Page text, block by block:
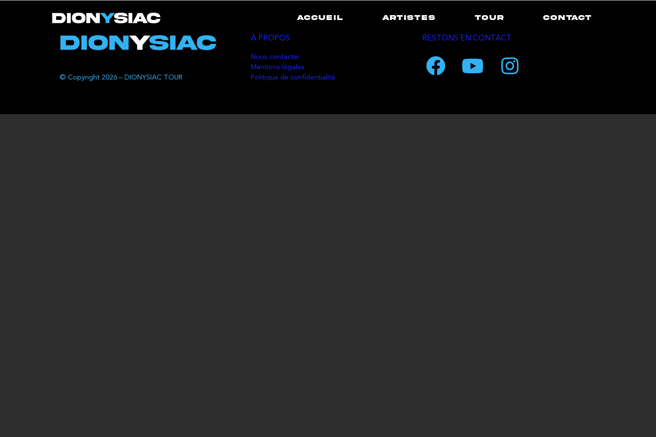
ACCUEIL ARTISTES TOUR CONTACT
© Copyright 2026 – DIONYSIAC TOUR
À PROPOS
Nous contacter
Mentions légales
Politique de confidentialité
RESTONS EN CONTACT